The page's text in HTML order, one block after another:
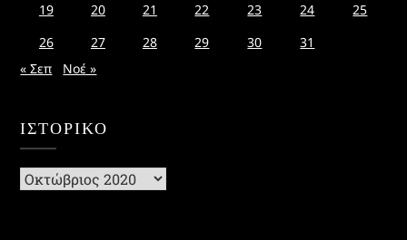
19
20 21 22 23 24
25
26
27 28 29 30
31
« Σεπ
Νοέ »
ΙΣΤΟΡΙΚΌ
Ιστορικό